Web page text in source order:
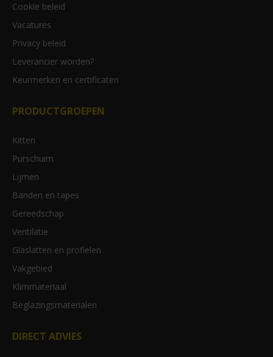
Cookie beleid
Vacatures
Privacy beleid
Leverancier worden?
Keurmerken en certificaten
PRODUCTGROEPEN
Kitten
Purschuim
Lijmen
Banden en tapes
Gereedschap
Ventilatie
Glaslatten en profielen
Vakgebied
Klimmateriaal
Beglazingsmaterialen
DIRECT ADVIES